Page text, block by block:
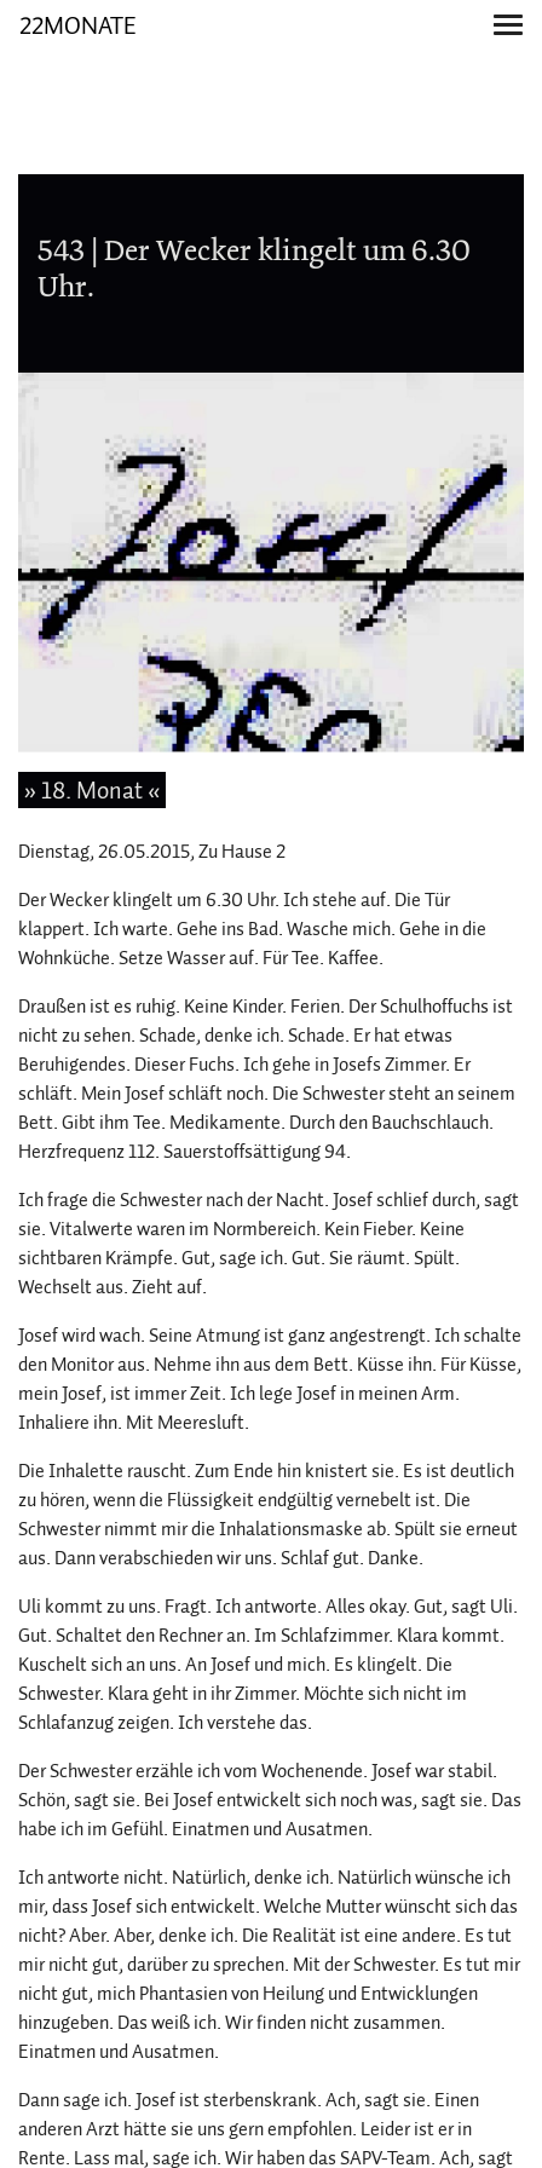
22MONATE
543 | Der Wecker klingelt um 6.30
Uhr.
» 18. Monat «
Dienstag, 26.05.2015, Zu Hause 2
Der Wecker klingelt um 6.30 Uhr. Ich stehe auf. Die Tür
klappert. Ich warte. Gehe ins Bad. Wasche mich. Gehe in die
Wohnküche. Setze Wasser auf. Für Tee. Kaffee.
Draußen ist es ruhig. Keine Kinder. Ferien. Der Schulhoffuchs ist
nicht zu sehen. Schade, denke ich. Schade. Er hat etwas
Beruhigendes. Dieser Fuchs. Ich gehe in Josefs Zimmer. Er
schläft. Mein Josef schläft noch. Die Schwester steht an seinem
Bett. Gibt ihm Tee. Medikamente. Durch den Bauchschlauch.
Herzfrequenz 112. Sauerstoffsättigung 94.
Ich frage die Schwester nach der Nacht. Josef schlief durch, sagt
sie. Vitalwerte waren im Normbereich. Kein Fieber. Keine
sichtbaren Krämpfe. Gut, sage ich. Gut. Sie räumt. Spült.
Wechselt aus. Zieht auf.
Josef wird wach. Seine Atmung ist ganz angestrengt. Ich schalte
den Monitor aus. Nehme ihn aus dem Bett. Küsse ihn. Für Küsse,
mein Josef, ist immer Zeit. Ich lege Josef in meinen Arm.
Inhaliere ihn. Mit Meeresluft.
Die Inhalette rauscht. Zum Ende hin knistert sie. Es ist deutlich
zu hören, wenn die Flüssigkeit endgültig vernebelt ist. Die
Schwester nimmt mir die Inhalationsmaske ab. Spült sie erneut
aus. Dann verabschieden wir uns. Schlaf gut. Danke.
Uli kommt zu uns. Fragt. Ich antworte. Alles okay. Gut, sagt Uli.
Gut. Schaltet den Rechner an. Im Schlafzimmer. Klara kommt.
Kuschelt sich an uns. An Josef und mich. Es klingelt. Die
Schwester. Klara geht in ihr Zimmer. Möchte sich nicht im
Schlafanzug zeigen. Ich verstehe das.
Der Schwester erzähle ich vom Wochenende. Josef war stabil.
Schön, sagt sie. Bei Josef entwickelt sich noch was, sagt sie. Das
habe ich im Gefühl. Einatmen und Ausatmen.
Ich antworte nicht. Natürlich, denke ich. Natürlich wünsche ich
mir, dass Josef sich entwickelt. Welche Mutter wünscht sich das
nicht? Aber. Aber, denke ich. Die Realität ist eine andere. Es tut
mir nicht gut, darüber zu sprechen. Mit der Schwester. Es tut mir
nicht gut, mich Phantasien von Heilung und Entwicklungen
hinzugeben. Das weiß ich. Wir finden nicht zusammen.
Einatmen und Ausatmen.
Dann sage ich. Josef ist sterbenskrank. Ach, sagt sie. Einen
anderen Arzt hätte sie uns gern empfohlen. Leider ist er in
Rente. Lass mal, sage ich. Wir haben das SAPV-Team. Ach, sagt